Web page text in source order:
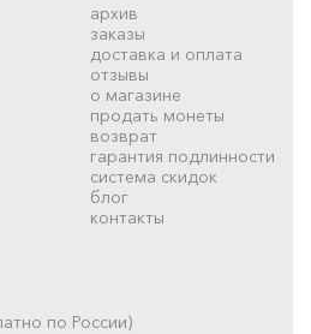
архив
заказы
доставка и оплата
отзывы
о магазине
продать монеты
возврат
гарантия подлинности
система скидок
блог
контакты
по России)